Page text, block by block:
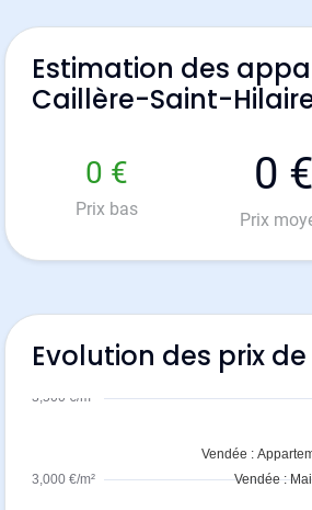
Estimation des
Caillère-Saint-
0 €
Prix bas
0 €
Prix
Evolution des prix